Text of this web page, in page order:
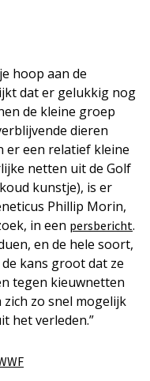
hoop aan de
dat er gelukkig nog
de kleine groep
dieren
er een relatief kleine
netten uit de Golf
kunstje), is er
Phillip Morin,
in een persbericht.
en de hele soort,
kans groot dat ze
tegen kieuwnetten
zo snel mogelijk
het verleden.”